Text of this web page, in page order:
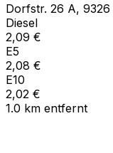
Dorfstr. 26 A, 9326
Diesel
2,09 €
E5
2,08 €
E10
2,02 €
1.0 km entfernt